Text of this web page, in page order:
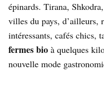
épinards. Tirana,
villes du pays, d’ailleurs,
intéressants, cafés chics,
fermes bio à quelques
nouvelle mode